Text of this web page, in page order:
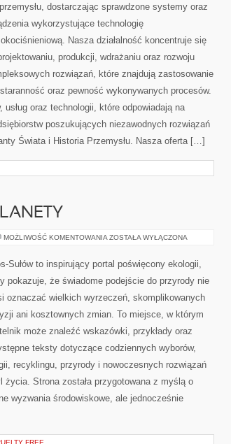
dostarczając sprawdzone systemy oraz
wykorzystujące technologię
Nasza działalność koncentruje się
produkcji, wdrażaniu oraz rozwoju
rozwiązań, które znajdują zastosowanie
oraz pewność wykonywanych procesów.
oraz technologii, które odpowiadają na
poszukujących niezawodnych rozwiązań
Świata i Historia Przemysłu. Nasza oferta […]
MOŻLIWOŚĆ KOMENTOWANIA TECHNOLOGIE
ZOSTAŁA WYŁĄCZONA
Sułów to inspirujący portal poświęcony ekologii,
pokazuje, że świadome podejście do przyrody nie
oznaczać wielkich wyrzeczeń, skomplikowanych
ani kosztownych zmian. To miejsce, w którym
może znaleźć wskazówki, przykłady oraz
teksty dotyczące codziennych wyborów,
recyklingu, przyrody i nowoczesnych rozwiązań
Strona została przygotowana z myślą o
wyzwania środowiskowe, ale jednocześnie
FREE